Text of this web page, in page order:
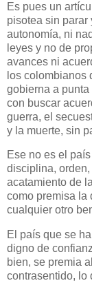
Es pues un
pisotea sin
autonomía, ni
leyes y no de
avances ni
los colombianos
gobierna a
con buscar
guerra, el
y la muerte, sin
Ese no es el
disciplina,
acatamiento de
como premisa la
cualquier otro
El país que se
digno de
bien, se premia
contrasentido, lo